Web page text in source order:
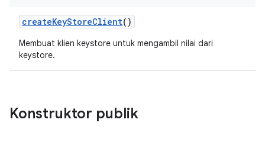
createKeyStoreClient()
Membuat klien keystore untuk mengambil nilai dari
keystore.
Konstruktor publik